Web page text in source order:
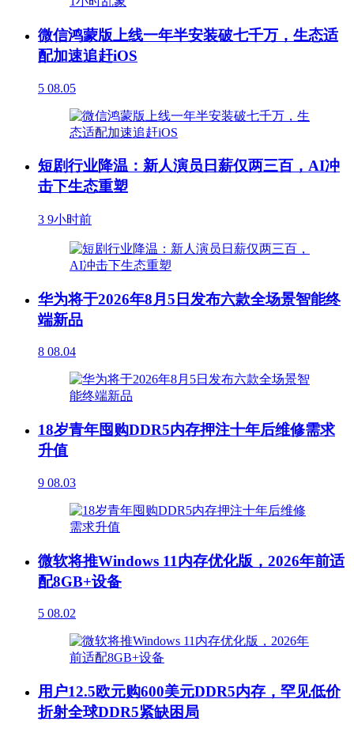
微信鸿蒙版上线一年半安装破七千万，生态适
配加速追赶iOS
5 08.05
短剧行业降温：新人演员日薪仅两三百，AI冲
击下生态重塑
3 9小时前
华为将于2026年8月5日发布六款全场景智能终
端新品
8 08.04
18岁青年囤购DDR5内存押注十年后维修需求
升值
9 08.03
微软将推Windows 11内存优化版，2026年前适
配8GB+设备
5 08.02
用户12.5欧元购600美元DDR5内存，罕见低价
折射全球DDR5紧缺困局